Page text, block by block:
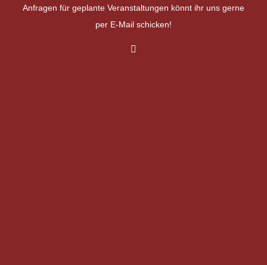
Anfragen für geplante Veranstaltungen könnt ihr uns gerne
per E-Mail schicken!